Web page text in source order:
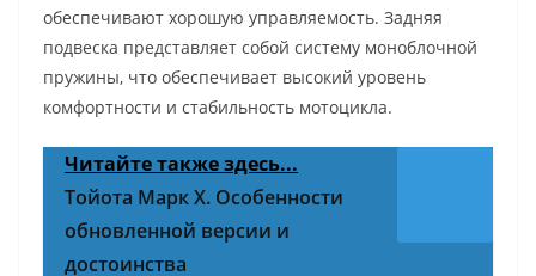
обеспечивают хорошую управляемость. Задняя
подвеска представляет собой систему моноблочной
пружины, что обеспечивает высокий уровень
комфортности и стабильность мотоцикла.
Читайте также здесь...
Тойота Марк X. Особенности
обновленной версии и
достоинства